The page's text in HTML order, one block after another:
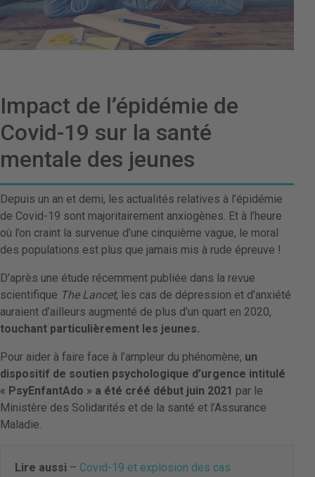
Impact de l’épidémie de
Covid-19 sur la santé
mentale des jeunes
Depuis un an et demi, les actualités relatives à l’épidémie
de Covid-19 sont majoritairement anxiogènes. Et à l’heure
où l’on craint la survenue d’une cinquième vague, le moral
des populations est plus que jamais mis à rude épreuve !
D’après une étude récemment publiée dans la revue
scientifique The Lancet, les cas de dépression et d’anxiété
auraient d’ailleurs augmenté de plus d’un quart en 2020,
touchant particulièrement les jeunes.
Pour aider à faire face à l’ampleur du phénomène, un
dispositif de soutien psychologique d’urgence intitulé
« PsyEnfantAdo » a été créé début juin 2021 par le
Ministère des Solidarités et de la santé et l’Assurance
Maladie.
Lire aussi – Covid-19 et explosion des cas